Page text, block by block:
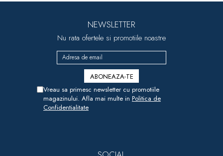
NEWSLETTER
Nu rata ofertele si promotiile noastre
Vreau sa primesc newsletter cu promotiile
magazinului. Afla mai multe in Politica de
Confidentialitate